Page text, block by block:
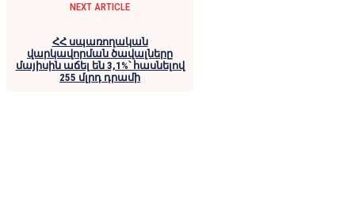
NEXT ARTICLE
ՀՀ սպառողական
վարկավորման ծավալները
մայիսին աճել են 3,1%՝ հասնելով
255 մլրդ դրամի